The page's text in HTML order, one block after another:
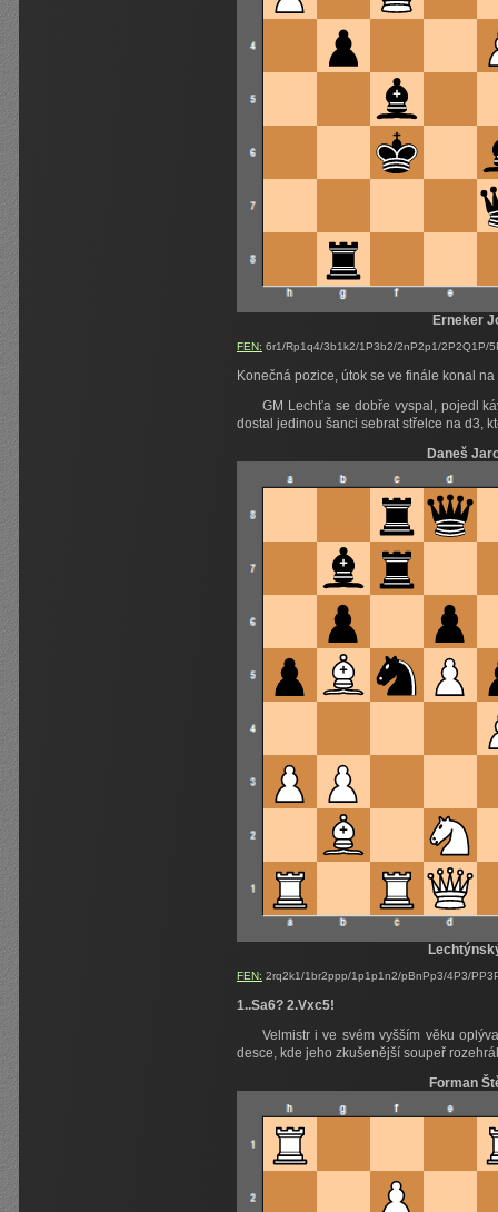
Erneker
FEN: 6r1/Rp1q4/3b1k2/1P3b2/2nP2p1/2P2Q1P/
Konečná pozice, útok se ve finále konal
GM Lechťa se dobře vyspal, pojedl
dostal jedinou šanci sebrat střelce na d3,
Daneš
FEN: 2rq2k1/1br2ppp/1p1p1n2/pBnPp3/4P3/
1..Sa6? 2.Vxc5!
Velmistr i ve svém vyšším věku
desce, kde jeho zkušenější soupeř
Forman